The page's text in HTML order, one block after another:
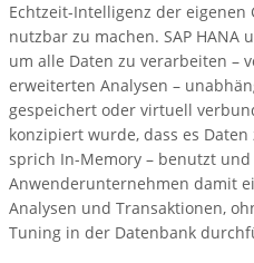
Echtzeit-Intelligenz der eigenen
nutzbar zu machen. SAP HANA
um alle Daten zu verarbeiten –
erweiterten Analysen –
gespeichert oder virtuell
konzipiert wurde, dass es
sprich In-Memory – benutzt
Anwenderunternehmen damit
Analysen und Transaktionen,
Tuning in der Datenbank